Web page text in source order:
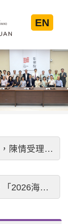
EN
歡迎預約「臨櫃陳情」，陳情受理中心將優先排定人員與您接談，釐清案情爭點後收案處理，以節省您的寶貴時間。
海洋委員會海洋保育署 「2026海洋保育創意短影音競賽」活動